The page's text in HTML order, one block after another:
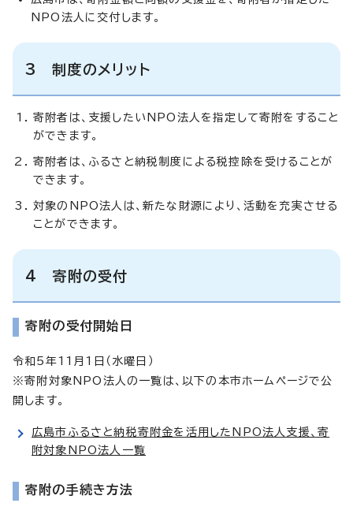
NPO法人に交付します。
3 制度のメリット
寄附者は、支援したいNPO法人を指定して寄附をすること
ができます。
寄附者は、ふるさと納税制度による税控除を受けることが
できます。
対象のNPO法人は、新たな財源により、活動を充実させる
ことができます。
4 寄附の受付
寄附の受付開始日
令和5年11月1日（水曜日）
※寄附対象NPO法人の一覧は、以下の本市ホームページで公
開します。
広島市ふるさと納税寄附金を活用したNPO法人支援、寄
附対象NPO法人一覧
寄附の手続き方法